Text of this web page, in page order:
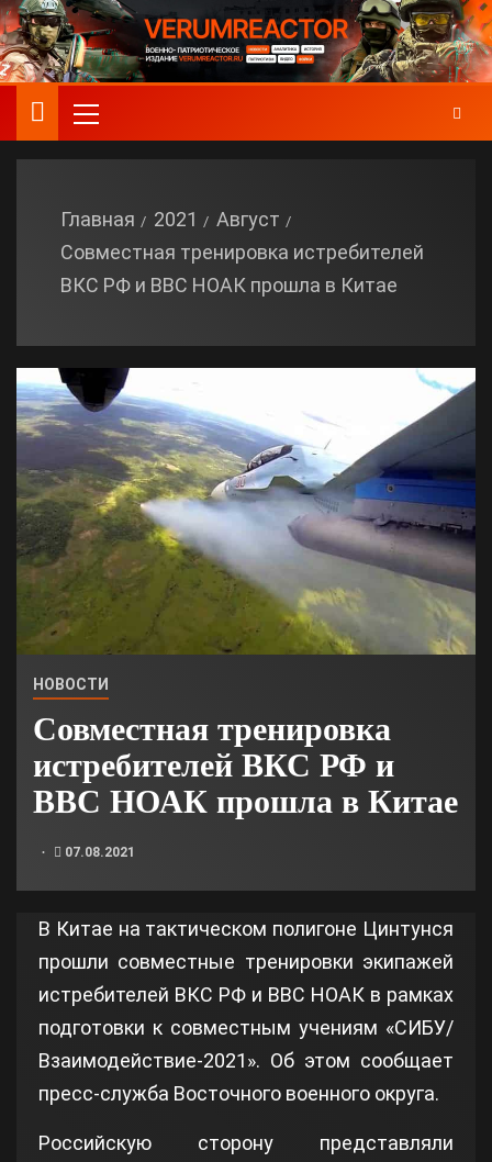
Главная 2021
Август
Совместная тренировка истребителей
ВКС РФ и ВВС НОАК прошла в Китае
НОВОСТИ
Совместная тренировка
истребителей ВКС РФ и
ВВС НОАК прошла в Китае
07.08.2021
В Китае на тактическом полигоне Цинтунся
прошли совместные тренировки экипажей
истребителей ВКС РФ и ВВС НОАК в рамках
подготовки к совместным учениям «СИБУ/
Взаимодействие-2021». Об этом сообщает
пресс-служба Восточного военного округа.
Российскую сторону представляли